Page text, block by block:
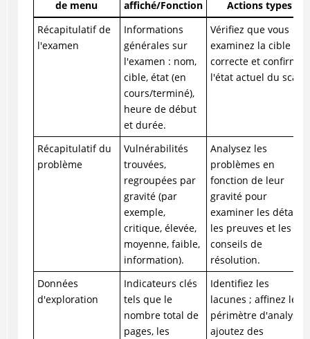
de menu
affiché/Fonction
Actions types
Récapitulatif de
l'examen
Informations
générales sur
l'examen : nom,
cible, état (en
cours/terminé),
heure de début
et durée.
Vérifiez que vous
examinez la cible
correcte et confirmez
l'état actuel du scan.
Récapitulatif du
problème
Vulnérabilités
trouvées,
regroupées par
gravité (par
exemple,
critique, élevée,
moyenne, faible,
information).
Analysez les
problèmes en
fonction de leur
gravité pour
examiner les détails,
les preuves et les
conseils de
résolution.
Données
d'exploration
Indicateurs clés
tels que le
nombre total de
pages, les
Identifiez les
lacunes ; affinez le
périmètre d'analyse,
ajoutez des